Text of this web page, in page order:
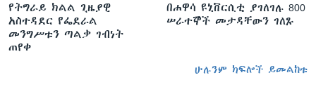
የትግራይ ክልል ጊዜያዊ
አስተዳደር የፌደራል
መንግሥቱን ጣልቃ ገብነት
ጠየቀ
በሐዋሳ ዩኒቨርሲቲ ያገለገሉ 800
ሠራተኞች መታዳቸውን ገለጹ
ሁሉንም ክፍሎች ይመልከቱ